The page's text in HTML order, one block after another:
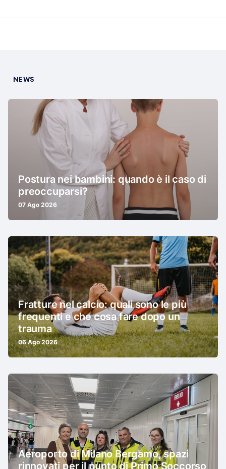
NEWS
Postura nei bambini: quando è il caso di
preoccuparsi?
07 Ago 2026
Fratture nel calcio: quali sono le più
frequenti e che cosa fare dopo un
trauma
06 Ago 2026
Aeroporto di Milano Bergamo, spazi
rinnovati per il punto di Primo Soccorso